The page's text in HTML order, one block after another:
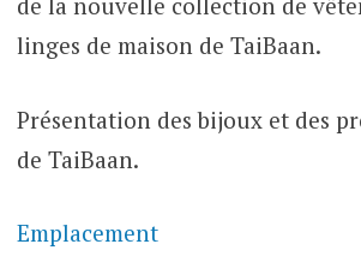
linges de maison de TaiBaan.
Présentation des bijoux et des
de TaiBaan.
Emplacement